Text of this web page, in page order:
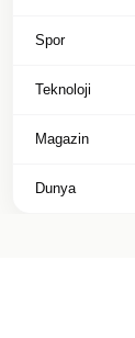
Spor
Teknoloji
Magazin
Dunya